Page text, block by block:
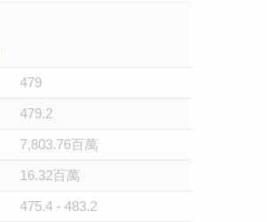
479
479.2
7,803.76百萬
16.32百萬
475.4 - 483.2